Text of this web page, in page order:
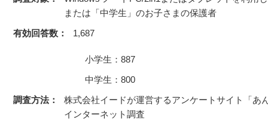
または「中学生」のお子さまの保護者
有効回答数：
1,687
小学生：887
中学生：800
調査方法：
株式会社イードが運営するアンケートサイト「あ
インターネット調査